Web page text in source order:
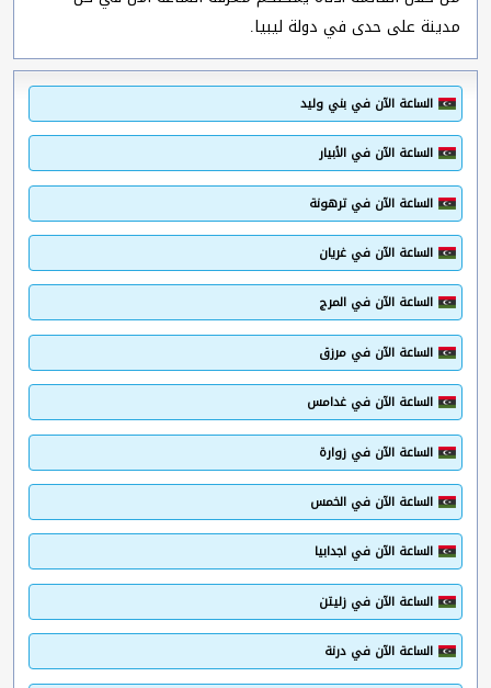
مدينة على حدى في دولة ليبيا.
الساعة الآن في بني وليد
الساعة الآن في الأبيار
الساعة الآن في ترهونة
الساعة الآن في غريان
الساعة الآن في المرج
الساعة الآن في مرزق
الساعة الآن في غدامس
الساعة الآن في زوارة
الساعة الآن في الخمس
الساعة الآن في اجدابيا
الساعة الآن في زليتن
الساعة الآن في درنة